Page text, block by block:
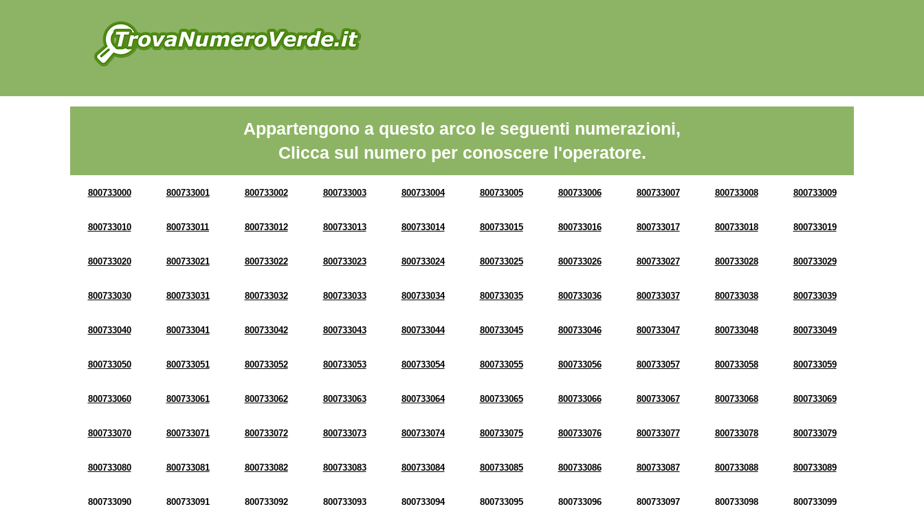
Appartengono a questo arco le seguenti numerazioni,
Clicca sul numero per conoscere l'operatore.
800733000 800733001 800733002 800733003 800733004 800733005 800733006 800733007 800733008 800733009
800733010 800733011 800733012 800733013 800733014 800733015 800733016 800733017 800733018 800733019
800733020 800733021 800733022 800733023 800733024 800733025 800733026 800733027 800733028 800733029
800733030 800733031 800733032 800733033 800733034 800733035 800733036 800733037 800733038 800733039
800733040 800733041 800733042 800733043 800733044 800733045 800733046 800733047 800733048 800733049
800733050 800733051 800733052 800733053 800733054 800733055 800733056 800733057 800733058 800733059
800733060 800733061 800733062 800733063 800733064 800733065 800733066 800733067 800733068 800733069
800733070 800733071 800733072 800733073 800733074 800733075 800733076 800733077 800733078 800733079
800733080 800733081 800733082 800733083 800733084 800733085 800733086 800733087 800733088 800733089
800733090 800733091 800733092 800733093 800733094 800733095 800733096 800733097 800733098 800733099